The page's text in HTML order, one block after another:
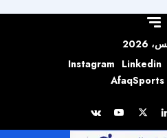
Linkedin
Instagram